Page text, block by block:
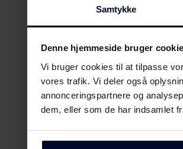
Samtykke
Denne hjemmeside bruger
Vi bruger cookies til at tilpasse
vores trafik. Vi deler også
annonceringspartnere og
dem, eller som de har indsamlet